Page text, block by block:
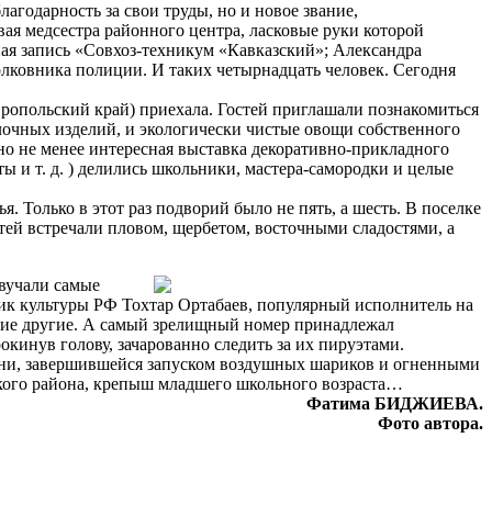
за свои труды, но и новое звание,
медсестра районного центра, ласковые руки которой
запись «Совхоз-техникум «Кавказский»; Александра
полиции. И таких четырнадцать человек. Сегодня
край) приехала. Гостей приглашали познакомиться
изделий, и экологически чистые овощи собственного
не менее интересная выставка декоративно-прикладного
и т. д. ) делились школьники, мастера-самородки и целые
Только в этот раз подворий было не пять, а шесть. В поселке
встречали пловом, щербетом, восточными сладостями, а
самые
культуры РФ Тохтар Ортабаев, популярный исполнитель на
другие. А самый зрелищный номер принадлежал
голову, зачарованно следить за их пируэтами.
завершившейся запуском воздушных шариков и огненными
района, крепыш младшего школьного возраста…
Фатима БИДЖИЕВА.
Фото автора.